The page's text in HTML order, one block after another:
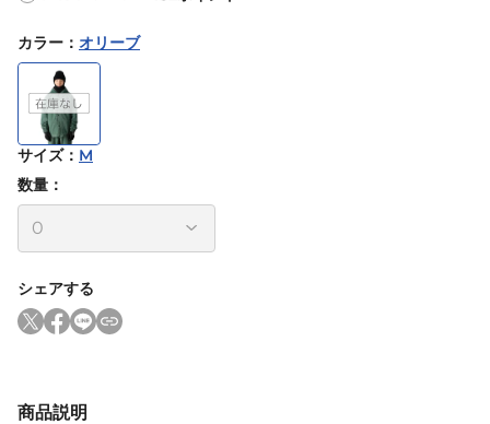
カラー ： オリーブ
サイズ： M
数量：
シェアする
商品説明